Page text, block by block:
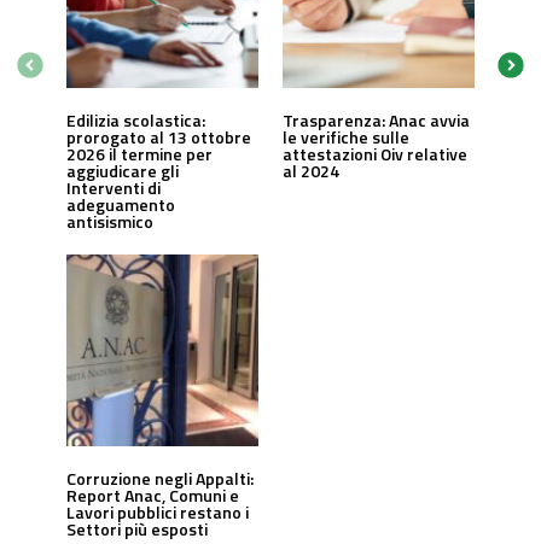
Edilizia scolastica:
prorogato al 13 ottobre
2026 il termine per
aggiudicare gli
Interventi di
adeguamento
antisismico
Trasparenza: Anac avvia
le verifiche sulle
attestazioni Oiv relative
al 2024
Corruzione negli Appalti:
Report Anac, Comuni e
Lavori pubblici restano i
Settori più esposti